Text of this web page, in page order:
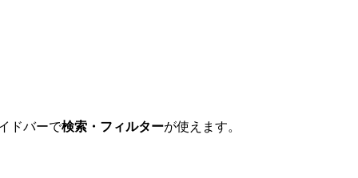
ドバーで検索・フィルターが使えます。